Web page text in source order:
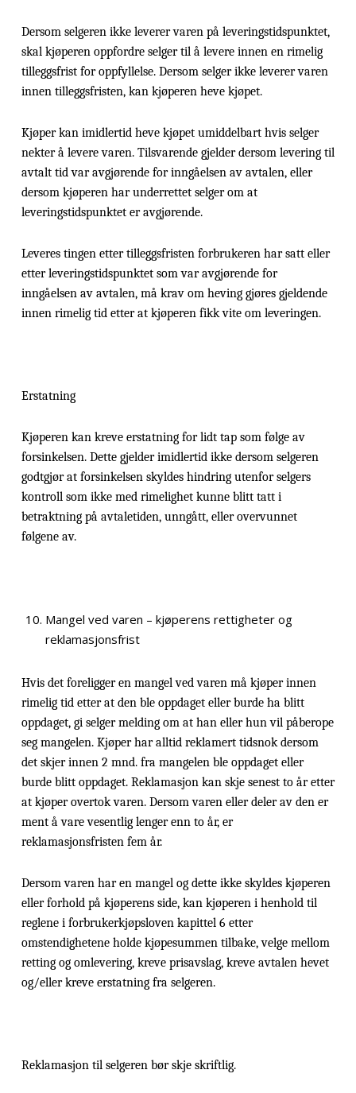
Dersom selgeren ikke leverer varen på leveringstidspunktet,
skal kjøperen oppfordre selger til å levere innen en rimelig
tilleggsfrist for oppfyllelse. Dersom selger ikke leverer varen
innen tilleggsfristen, kan kjøperen heve kjøpet.
Kjøper kan imidlertid heve kjøpet umiddelbart hvis selger
nekter å levere varen. Tilsvarende gjelder dersom levering til
avtalt tid var avgjørende for inngåelsen av avtalen, eller
dersom kjøperen har underrettet selger om at
leveringstidspunktet er avgjørende.
Leveres tingen etter tilleggsfristen forbrukeren har satt eller
etter leveringstidspunktet som var avgjørende for
inngåelsen av avtalen, må krav om heving gjøres gjeldende
innen rimelig tid etter at kjøperen fikk vite om leveringen.
Erstatning
Kjøperen kan kreve erstatning for lidt tap som følge av
forsinkelsen. Dette gjelder imidlertid ikke dersom selgeren
godtgjør at forsinkelsen skyldes hindring utenfor selgers
kontroll som ikke med rimelighet kunne blitt tatt i
betraktning på avtaletiden, unngått, eller overvunnet
følgene av.
Mangel ved varen – kjøperens rettigheter og
reklamasjonsfrist
Hvis det foreligger en mangel ved varen må kjøper innen
rimelig tid etter at den ble oppdaget eller burde ha blitt
oppdaget, gi selger melding om at han eller hun vil påberope
seg mangelen. Kjøper har alltid reklamert tidsnok dersom
det skjer innen 2 mnd. fra mangelen ble oppdaget eller
burde blitt oppdaget. Reklamasjon kan skje senest to år etter
at kjøper overtok varen. Dersom varen eller deler av den er
ment å vare vesentlig lenger enn to år, er
reklamasjonsfristen fem år.
Dersom varen har en mangel og dette ikke skyldes kjøperen
eller forhold på kjøperens side, kan kjøperen i henhold til
reglene i forbrukerkjøpsloven kapittel 6 etter
omstendighetene holde kjøpesummen tilbake, velge mellom
retting og omlevering, kreve prisavslag, kreve avtalen hevet
og/eller kreve erstatning fra selgeren.
Reklamasjon til selgeren bør skje skriftlig.